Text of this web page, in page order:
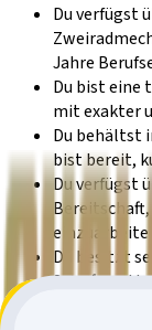
Du verfügst
Jahre
Du bist eine
mit exakter
Du behältst
bist bereit,
Du verfügst
Du besitzt
Schrift und